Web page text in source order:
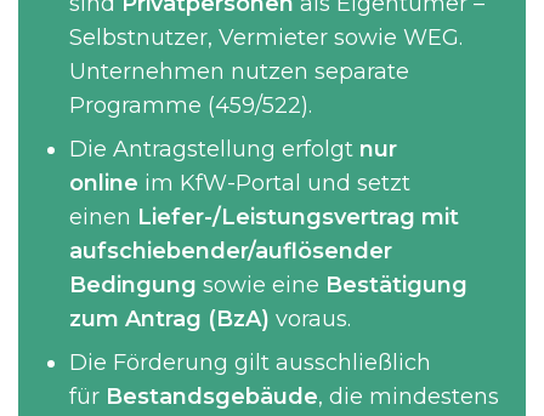
Selbstnutzer, Vermieter sowie WEG.
Unternehmen nutzen separate
Programme (459/522).
Die Antragstellung erfolgt nur
online im KfW-Portal und setzt
einen Liefer-/Leistungsvertrag mit
aufschiebender/auflösender
Bedingung sowie eine Bestätigung
zum Antrag (BzA) voraus.
Die Förderung gilt ausschließlich
für Bestandsgebäude, die mindestens